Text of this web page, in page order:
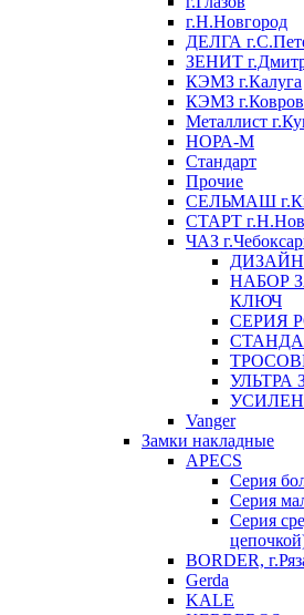
г.Н.Новгород
ДЕЛГА
ЗЕНИТ
КЭМЗ г.Калуга
КЭМЗ г.Ковров
Металлист
НОРА-М
Стандарт
Прочие
СЕЛЬМАШ
СТАРТ
ЧАЗ
НАБОР
КЛЮЧ
СЕРИЯ
УЛЬТРА
Vanger
Замки накладные
APECS
Серия
Серия
Серия
BORDER,
Gerda
KALE